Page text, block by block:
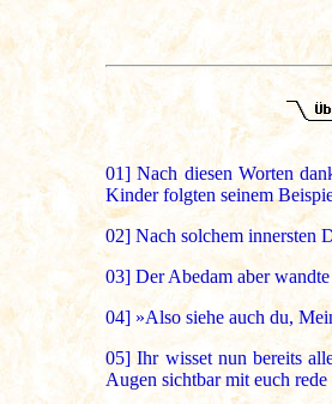
01] Nach diesen Worten
Kinder folgten seinem
02] Nach solchem innersten
03] Der Abedam aber
04] »Also siehe auch du,
05]Ihr wisset nun bereits
Augen sichtbar mit euch rede